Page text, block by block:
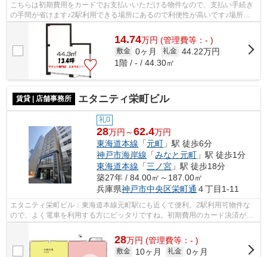
こちらは初期費用をカードでお支払いいただける物件なので、支払い手続き
の手間が省けます♪2駅利用できる場所にあるので利便性が高いです♪場所が
平坦なのは、ランニングをする上で抑え...
14.74万円 (管理費等：- )
敷金 0ヶ月 礼金 44.22万円
1階 / - / 44.30㎡
賃貸 | 店舗事務所 エタニティ栄町ビル
礼0
28万円～62.4万円
東海道本線 「元町 」駅 徒歩6分
神戸市海岸線 「みなと元町 」駅 徒歩1分
東海道本線 「三ノ宮 」駅 徒歩18分
築27年 / 84.00㎡～187.00㎡
兵庫県神戸市中央区栄町通 ４丁目1-11
エタニティ栄町ビル：東海道本線元町駅にも近くて便利。2駅利用可物件な
ので、よく電車を利用する方にピッタリですね。初期費用のカード決済がで
28万円 (管理費等：- )
敷金 10ヶ月 礼金 0ヶ月